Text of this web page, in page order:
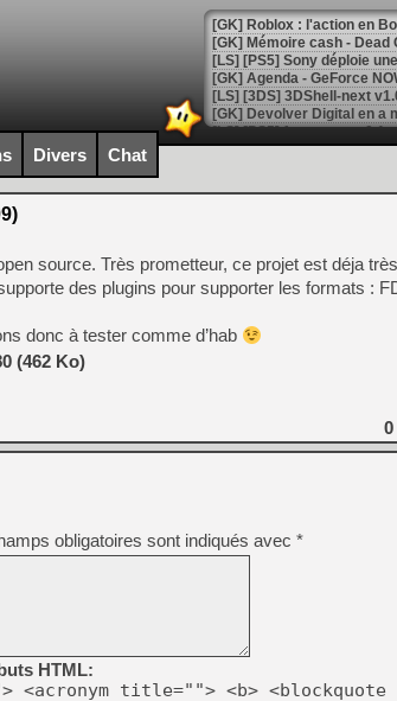
[GK] Roblox : l'action en
[GK] Agenda - GeForce
[GK] Devolver Digital en a
[LS] [PS5] ps5-y2jb-
[GK] Pourquoi Marvel
[GK] Test : Restory : Chill
[GK] GTA 6 : Rockstar
[GK] Hot Wheels Infinite
[GK] Mémoire cash -
[GK] Résultats Nintendo :
[GK] Déjà des
[Mo5] Brickboy cherche à
[GK] Minecraft et ses «
[GK] Beast of
[GK] Ubisoft : fin de partie
[GK] Mémoire cash -
[GK] Dan Houser (GTA)
[GK] Comment EA Sports
[GK] Crimson Moon : un
[GK] Isle of Reveries : le
[GK] Moonlighter 2 : The
[GK] Capcom relance
[Mo5] Deux inédits du
[GK] Le beat'em up The
[GK] Endless Legend 2 :
Divers Chat
source. Très prometteur, ce projet est déja
des plugins pour supporter les formats :
donc à tester comme d’hab
(462 Ko)
0
obligatoires sont indiqués avec *
HTML:
title=""> <b> <blockquote